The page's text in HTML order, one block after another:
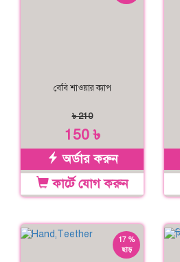
বেবি শাওয়ার ক্যাপ
৳ 210
150 ৳
অর্ডার করুন
কার্টে যোগ করুন
17 %
ছাড়